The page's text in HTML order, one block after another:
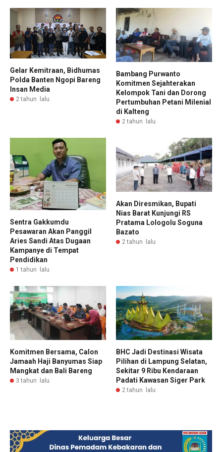
Gelar Kemitraan, Bidhumas
Polda Banten Ngopi Bareng
Insan Media
2 tahun lalu
Bambang Purwanto
Komitmen Sejahterakan
Kelompok Tani dan Dorong
Pertumbuhan Petani Milenial
di Kalteng
2 tahun lalu
Sentra Gakkumdu
Pesawaran Akan Panggil
Aries Sandi Atas Dugaan
Kampanye di Tempat
Pendidikan
1 tahun lalu
Akan Diresmikan, Bupati
Nias Barat Kunjungi RS
Pratama Lologolu Soguna
Bazato
2 tahun lalu
Komitmen Bersama, Calon
Jamaah Haji Banyumas Siap
Mangkat dan Bali Bareng
3 tahun lalu
BHC Jadi Destinasi Wisata
Pilihan di Lampung Selatan,
Sekitar 9 Ribu Kendaraan
Padati Kawasan Siger Park
2 tahun lalu